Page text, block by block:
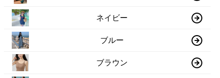
ネイビー
ブルー
ブラウン